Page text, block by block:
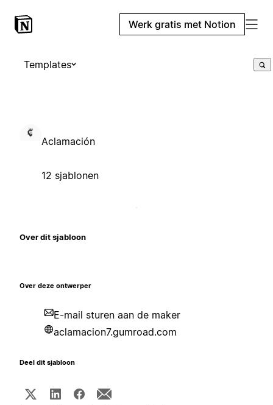
Werk gratis met Notion
Templates
Aclamación
12 sjablonen
Over dit sjabloon
Over deze ontwerper
E-mail sturen aan de maker
aclamacion7.gumroad.com
Deel dit sjabloon